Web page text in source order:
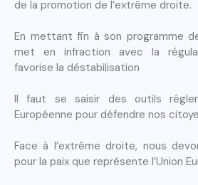
de la promotion de l’extrême droite.
En mettant fin à son programme
met en infraction avec la
favorise la déstabilisation
Il faut se saisir des outils
Européenne pour défendre nos
Face à l’extrême droite, nous
pour la paix que représente l’Union